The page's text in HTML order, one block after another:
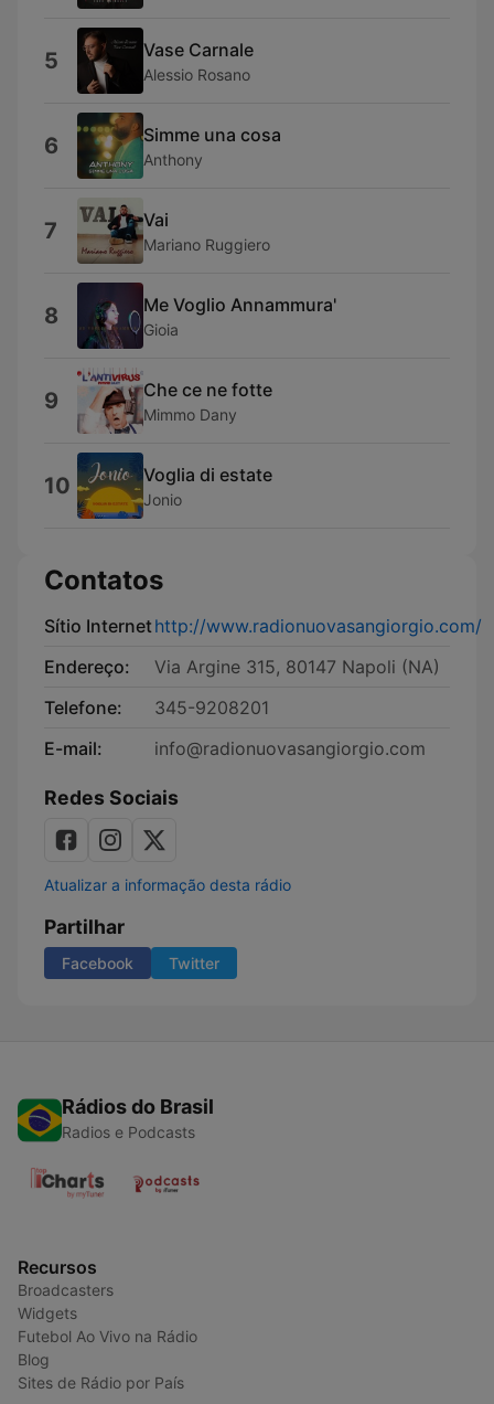
5 Vase Carnale
Alessio Rosano
6 Simme una cosa
Anthony
7 Vai
Mariano Ruggiero
8 Me Voglio Annammura'
Gioia
9 Che ce ne fotte
Mimmo Dany
10 Voglia di estate
Jonio
Contatos
Sítio Internethttp://www.radionuovasangiorgio.com/
Endereço:
Via Argine 315, 80147 Napoli (NA)
Telefone:
345-9208201
E-mail:
info@radionuovasangiorgio.com
Redes Sociais
Atualizar a informação desta rádio
Partilhar
Facebook Twitter
Rádios do Brasil
Radios e Podcasts
Recursos
Broadcasters
Widgets
Futebol Ao Vivo na Rádio
Blog
Sites de Rádio por País